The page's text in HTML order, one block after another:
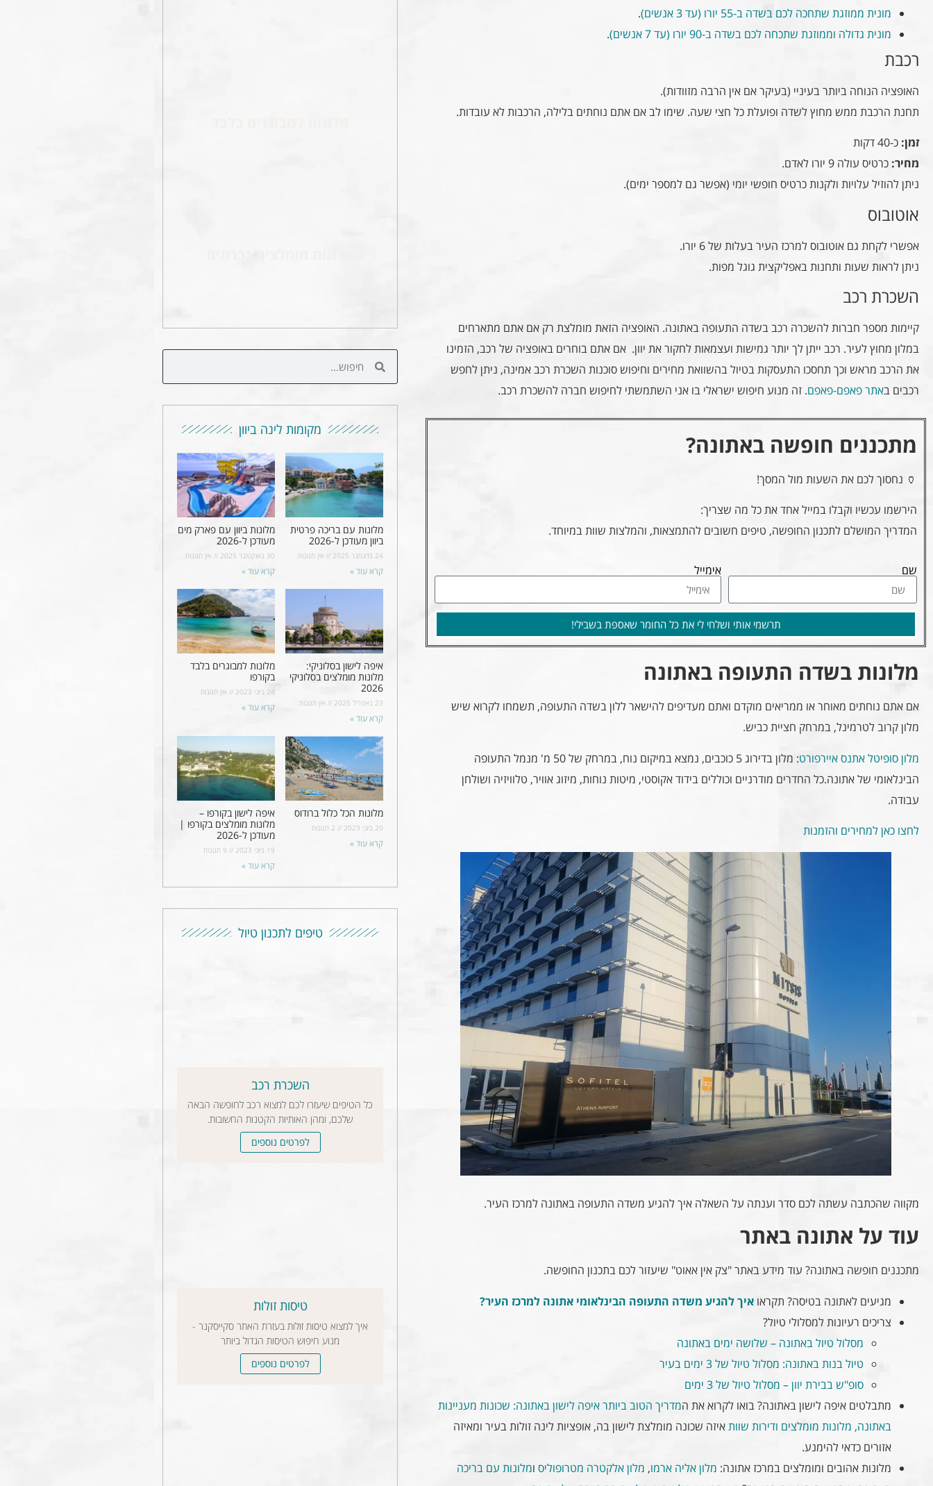
מונית ממוזגת שתחכה לכם בשדה ב-55 יורו (עד 3 אנשים)
.
מונית גדולה וממוזגת שתכחה לכם בשדה ב-90 יורו (עד 7 אנשים)
.
רכבת
האופציה הנוחה ביותר בעיניי (בעיקר אם אין הרבה מזוודות).
תחנת הרכבת ממש מחוץ לשדה ופועלת כל חצי שעה. שימו לב אם אתם נוחתים בלילה, הרכבות לא עובדות.
זמן: כ-40 דקות
מחיר: כרטיס עולה 9 יורו לאדם.
ניתן להוזיל עלויות ולקנות כרטיס חופשי יומי (אפשר גם למספר ימים).
אוטובוס
אפשרי לקחת גם אוטובוס למרכז העיר בעלות של 6 יורו.
ניתן לראות שעות ותחנות באפליקצית גוגל מפות.
השכרת רכב
קיימות מספר חברות להשכרה רכב בשדה התעופה באתונה. האופציה הזאת מומלצת רק אם אתם מתארחים
במלון מחוץ לעיר. רכב ייתן לך יותר גמישות ועצמאות לחקור את יוון. אם אתם בוחרים באופציה של רכב, הזמינו
את הרכב מראש וכך תחסכו התעסקות בטיול בהשוואת מחירים וחיפוש סוכנות השכרת רכב אמינה, ניתן לחפש
רכבים באתר פאפם-פאפם. זה מנוע חיפוש ישראלי בו אני השתמשתי לחיפוש חברה להשכרת רכב.
מתכננים חופשה באתונה?
🏺 נחסוך לכם את השעות מול המסך!
הירשמו עכשיו וקבלו במייל אחד את כל מה שצריך:
המדריך המושלם לתכנון החופשה, טיפים חשובים להתמצאות, והמלצות שוות במיוחד.
שם אימייל
תרשמי אותי ושלחי לי את כל החומר שאספת בשבילי!
מלונות בשדה התעופה באתונה
אם אתם נוחתים מאוחר או ממריאים מוקדם ואתם מעדיפים להישאר ללון בשדה התעופה, תשמחו לקרוא שיש
מלון קרוב לטרמינל, במרחק חציית כביש.
מלון סופיטל אתנס איירפורט
: מלון בדירוג 5 כוכבים, נמצא במיקום נוח, במרחק של 50 מ' מנמל התעופה
הבינלאומי של אתונה.כל החדרים מודרניים וכוללים בידוד אקוסטי, מיטות נוחות, מיזוג אוויר, טלוויזיה ושולחן
עבודה.
לחצו כאן למחירים והזמנות
מקווה שהכתבה עשתה לכם סדר וענתה על השאלה איך להגיע משדה התעופה באתונה למרכז העיר.
עוד על אתונה באתר
מתכננים חופשה באתונה? עוד מידע באתר "צק אין אאוט" שיעזור לכם בתכנון החופשה.
מגיעים לאתונה בטיסה? תקראו איך להגיע משדה התעופה הבינלאומי אתונה למרכז העיר?
צריכים רעיונות למסלולי טיול?
מסלול טיול באתונה – שלושה ימים באתונה
טיול בנות באתונה: מסלול טיול של 3 ימים בעיר
סופ"ש בבירת יוון – מסלול טיול של 3 ימים
מתבלטים איפה לישון באתונה? בואו לקרוא את המדריך הטוב ביותראיפה לישון באתונה: שכונות מעניינות
באתונה, מלונות מומלצים ודירות שוותאיזה שכונה מומלצת לישון בה, אופציות לינה זולות בעיר ומאיזה
אזורים כדאי להימנע.
מלונות אהובים ומומלצים במרכז אתונה: מלון אליה ארמו, מלון אלקטרה מטרופוליס ומלונות עם בריכה
מקומות לינה ביוון
מלונות עם בריכה פרטית
ביוון מעודכן ל-2026
24 בדצמבר 2025 אין תגובות
קרא עוד »
מלונות ביוון עם פארק מים
מעודכן ל-2026
30 באוקטובר 2025 אין תגובות
קרא עוד »
איפה לישון בסלוניקי:
מלונות מומלצים בסלוניקי
2026
23 באפריל 2025 אין תגובות
קרא עוד »
מלונות למבוגרים בלבד
בקורפו
24 ביוני 2023 אין תגובות
קרא עוד »
מלונות הכל כלול ברודוס
20 ביוני 2023
קרא עוד »
איפה לישון בקורפו –
מלונות מומלצים בקורפו |
מעודכן ל-2026
19 ביוני 2023
קרא עוד »
טיפים לתכנון טיול
השכרת רכב
כל הטיפים שיעזרו לכם למצוא רכב לחופשה הבאה
שלכם, ומהן האותיות הקטנות החשובות.
לפרטים נוספים
טיסות זולות
איך למצוא טיסות זולות בעזרת האתר סקייסקנר -
מנוע חיפוש הטיסות הגדול ביותר
לפרטים נוספים